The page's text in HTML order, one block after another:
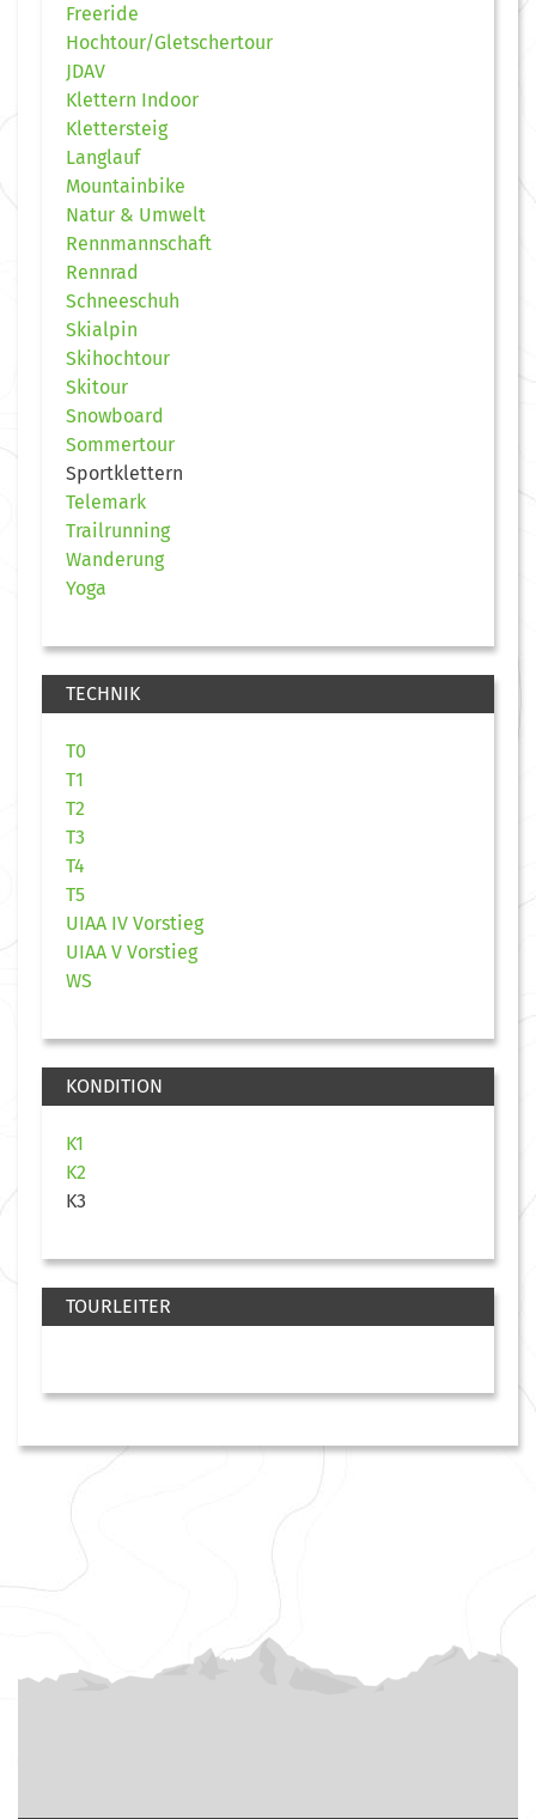
Freeride
Hochtour/Gletschertour
JDAV
Klettern Indoor
Klettersteig
Langlauf
Mountainbike
Natur & Umwelt
Rennmannschaft
Rennrad
Schneeschuh
Skialpin
Skihochtour
Skitour
Snowboard
Sommertour
Sportklettern
Telemark
Trailrunning
Wanderung
Yoga
TECHNIK
T0
T1
T2
T3
T4
T5
UIAA IV Vorstieg
UIAA V Vorstieg
WS
KONDITION
K1
K2
K3
TOURLEITER